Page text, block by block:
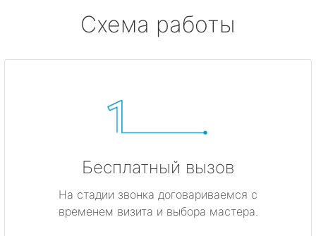
Схема работы
Бесплатный вызов
На стадии звонка договариваемся с
временем визита и выбора мастера.